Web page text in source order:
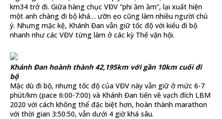
km34 trở đi. Giữa hàng chục VĐV “phi ầm ầm”, lại xuất hiện
một anh chàng đi bộ khá… ưỡn ẹo cũng làm nhiều người chú
ý. Nhưng mặc kệ, Khánh Đan vẫn giữ tốc độ với kiểu đi bộ
nhanh như các VĐV từng làm ở các kỳ Thế vận hội.
Khánh Đan hoành thành 42,195km với gần 10km cuối đi
bộ
Mặc dù đi bộ, nhưng tốc độ của VĐV này vẫn giữ ở mức 6-7
phút/km (pace 6:00-7:00) và Khánh Đan tiến về vạch đích LBM
2020 với cách không thể đặc biệt hơn, hoàn thành marathon
với thời gian 3:50:50, vẫn dưới 4 giờ khá sâu.